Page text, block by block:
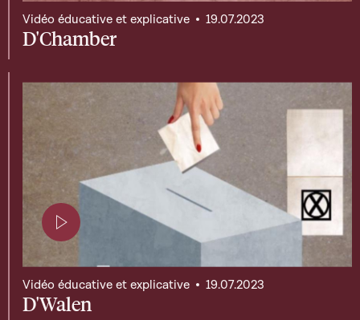
Page contenant une vidéo
D'Chamber
Vidéo éducative et explicative 19.07.2023
Page contenant une vidéo
D'Walen
Vidéo éducative et explicative 19.07.2023